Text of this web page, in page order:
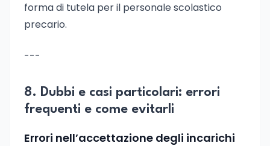
forma di tutela per il personale scolastico
precario.
---
8. Dubbi e casi particolari: errori
frequenti e come evitarli
Errori nell’accettazione degli incarichi